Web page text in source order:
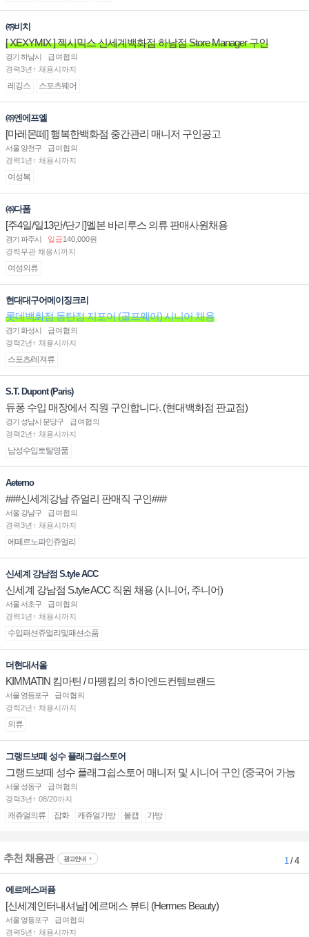
㈜비치
[ XEXYMIX ] 젝시믹스 신세계백화점 하남점 Store Manager 구인
경기 하남시
급여협의
경력3년↑ 채용시까지
레깅스 스포츠웨어
㈜엔에프엘
[마레몬떼] 행복한백화점 중간관리 매니저 구인공고
서울 양천구
급여협의
경력1년↑ 채용시까지
여성복
㈜다폼
[주4일/일13만/단기]멜본 바리루스 의류 판매사원채용
경기 파주시 일급140,000원
경력무관 채용시까지
여성의류
현대대구어메이징크리
롯데백화점 동탄점 지포어 (골프웨어) 시니어 채용
경기 화성시
급여협의
경력2년↑ 채용시까지
스포츠/레져류
S.T. Dupont (Paris)
듀퐁 수입 매장에서 직원 구인합니다. (현대백화점 판교점)
경기 성남시 분당구
급여협의
경력2년↑ 채용시까지
남성수입토탈명품
Aeterno
###신세계강남 쥬얼리 판매직 구인###
서울 강남구
급여협의
경력3년↑ 채용시까지
에떼르노파인쥬얼리
신세계 강남점 S.tyle ACC
신세계 강남점 S.tyle ACC 직원 채용 (시니어, 주니어)
서울 서초구
급여협의
경력1년↑ 채용시까지
수입패션쥬얼리및패션소품
더현대서울
KIMMATIN 킴마틴 / 마뗑킴의 하이엔드컨템브랜드
서울 영등포구
급여협의
경력2년↑ 채용시까지
의류
그랭드보떼 성수 플래그쉽스토어
그랭드보떼 성수 플래그쉽스토어 매니저 및 시니어 구인 (중국어 가능
자)
서울 성동구
급여협의
경력3년↑ 08/20까지
캐쥬얼의류 잡화 캐쥬얼가방 볼캡 가방
추천 채용관 광고안내 1/ 4
에르메스퍼퓸
[신세계인터내셔날] 에르메스 뷰티 (Hermes Beauty)
서울 영등포구
급여협의
경력5년↑ 채용시까지